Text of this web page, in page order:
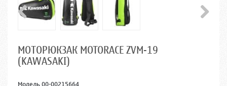
МОТОРЮКЗАК MOTORACE ZVM-19
(KAWASAKI)